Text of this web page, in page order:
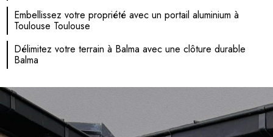
Embellissez votre propriété avec un portail aluminium à
Toulouse Toulouse
Délimitez votre terrain à Balma avec une clôture durable
Balma